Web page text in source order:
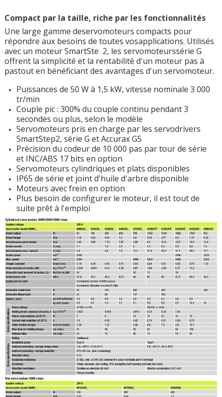
Compact par la taille, riche par les fonctionnalités
Une large gamme deservomoteurs compacts pour
répondre aux besoins de toutes vosapplications. Utilisés
avec un moteur SmartSte 2, les servomoteurssérie G
offrent la simplicité et la rentabilité d'un moteur pas à
pastout en bénéficiant des avantages d'un servomoteur.
Puissances de 50 W à 1,5 kW, vitesse nominale 3 000
tr/min
Couple pic : 300% du couple continu pendant 3
secondes ou plus, selon le modèle
Servomoteurs pris en charge par les servodrivers
SmartStep2, série G et Accurax G5
Précision du codeur de 10 000 pas par tour de série
et INC/ABS 17 bits en option
Servomoteurs cylindriques et plats disponibles
IP65 de série et joint d'huile d'arbre disponible
Moteurs avec frein en option
Plus besoin de configurer le moteur, il est tout de
suite prêt à l'emploi